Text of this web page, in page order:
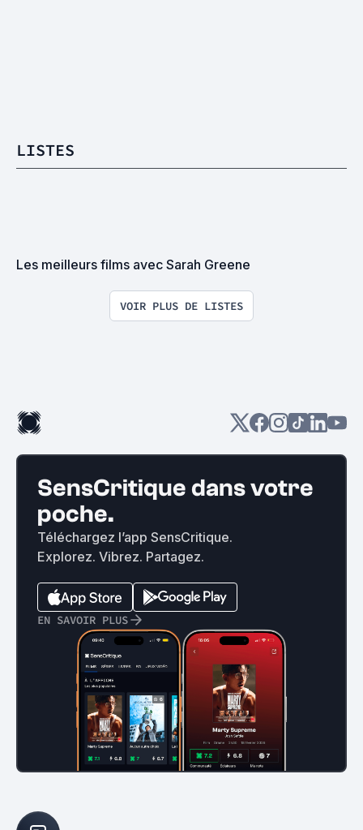
LISTES
Les meilleurs films avec Sarah Greene
VOIR PLUS DE LISTES
SensCritique dans votre
poche.
Téléchargez l’app SensCritique.
Explorez. Vibrez. Partagez.
EN SAVOIR PLUS